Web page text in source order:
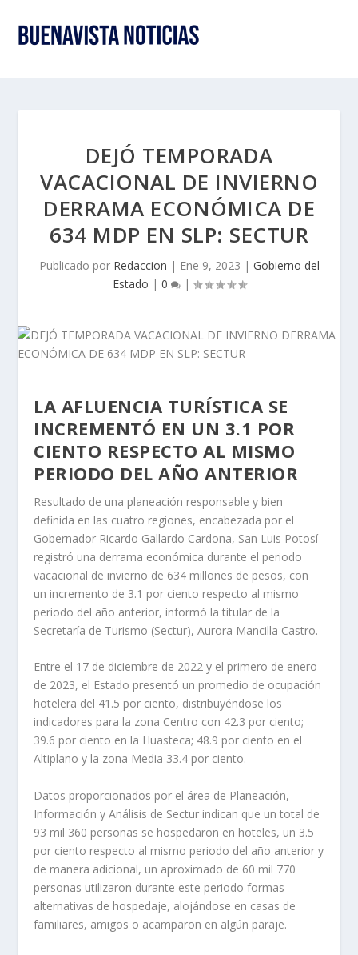
DEJÓ TEMPORADA
VACACIONAL DE INVIERNO
DERRAMA ECONÓMICA DE
634 MDP EN SLP: SECTUR
Publicado por Redaccion | Ene 9, 2023 | Gobierno del
Estado | 0 |
LA AFLUENCIA TURÍSTICA SE
INCREMENTÓ EN UN 3.1 POR
CIENTO RESPECTO AL MISMO
PERIODO DEL AÑO ANTERIOR
Resultado de una planeación responsable y bien
definida en las cuatro regiones, encabezada por el
Gobernador Ricardo Gallardo Cardona, San Luis Potosí
registró una derrama económica durante el periodo
vacacional de invierno de 634 millones de pesos, con
un incremento de 3.1 por ciento respecto al mismo
periodo del año anterior, informó la titular de la
Secretaría de Turismo (Sectur), Aurora Mancilla Castro.
Entre el 17 de diciembre de 2022 y el primero de enero
de 2023, el Estado presentó un promedio de ocupación
hotelera del 41.5 por ciento, distribuyéndose los
indicadores para la zona Centro con 42.3 por ciento;
39.6 por ciento en la Huasteca; 48.9 por ciento en el
Altiplano y la zona Media 33.4 por ciento.
Datos proporcionados por el área de Planeación,
Información y Análisis de Sectur indican que un total de
93 mil 360 personas se hospedaron en hoteles, un 3.5
por ciento respecto al mismo periodo del año anterior y
de manera adicional, un aproximado de 60 mil 770
personas utilizaron durante este periodo formas
alternativas de hospedaje, alojándose en casas de
familiares, amigos o acamparon en algún paraje.